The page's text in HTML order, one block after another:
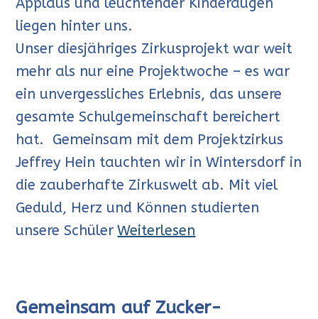
liegen hinter uns.
Unser diesjähriges Zirkusprojekt war weit
mehr als nur eine Projektwoche – es war
ein unvergessliches Erlebnis, das unsere
gesamte Schulgemeinschaft bereichert
hat. Gemeinsam mit dem Projektzirkus
Jeffrey Hein tauchten wir in Wintersdorf in
die zauberhafte Zirkuswelt ab. Mit viel
Geduld, Herz und Können studierten
unsere Schüler Weiterlesen
Gemeinsam auf Zucker-